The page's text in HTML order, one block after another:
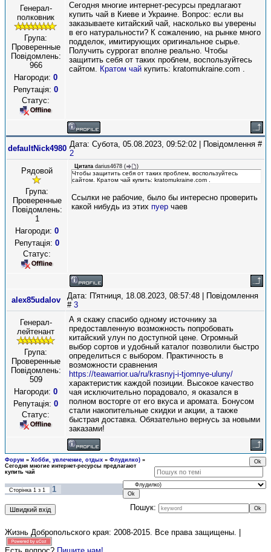
Генерал-
полковник
Група:
Проверенные
Повідомлень:
966
Нагороди: 0
Репутація: 0
Статус:
Сегодня многие интернет-ресурсы предлагают
купить чай в Киеве и Украине. Вопрос: если вы
заказываете китайский чай, насколько вы уверены
в его натуральности? К сожалению, на рынке много
подделок, имитирующих оригинальное сырье.
Получить суррогат вполне реально. Чтобы
защитить себя от таких проблем, воспользуйтесь
сайтом. Кратом чай купить: kratomukraine.com .
defaultNick4980 Дата: Субота, 05.08.2023, 09:52:02 | Повідомлення #
2
Рядовой
Група:
Проверенные
Повідомлень:
1
Нагороди: 0
Репутація: 0
Статус:
Цитата darius4678 ( )
Чтобы защитить себя от таких проблем, воспользуйтесь
сайтом. Кратом чай купить: kratomukraine.com .
Ссылки не рабочие, было бы интересно проверить
какой нибудь из этих пуер чаев
alex85udalov
Дата: П'ятниця, 18.08.2023, 08:57:48 | Повідомлення
# 3
Генерал-
лейтенант
Група:
Проверенные
Повідомлень:
509
Нагороди: 0
Репутація: 0
Статус:
А я скажу спасибо одному источнику за
предоставленную возможность попробовать
китайский улун по доступной цене. Огромный
выбор сортов и удобный каталог позволили быстро
определиться с выбором. Практичность в
возможности сравнения
https://teawarrior.ua/ru/krasnyj-i-tjomnye-uluny/
характеристик каждой позиции. Высокое качество
чая исключительно порадовало, я оказался в
полном восторге от его вкуса и аромата. Бонусом
стали накопительные скидки и акции, а также
быстрая доставка. Обязательно вернусь за новыми
заказами!
Форум » Хобби, увлечение, отдых » Флудилко) »
Сегодня многие интернет-ресурсы предлагают
купить чай
Сторінка 1 з 1
1
Пошук:
Жизнь Добропольского края: 2008-2015. Все права защищены. |